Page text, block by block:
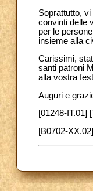
Soprattutto,
convinti delle
per le
insieme alla
Carissimi,
santi patroni
alla vostra
Auguri e
[01248-IT.01]
[B0702-XX.02]